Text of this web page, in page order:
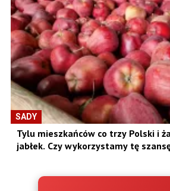
SADY
Tylu mieszkańców co trzy Polski i
jabłek. Czy wykorzystamy tę